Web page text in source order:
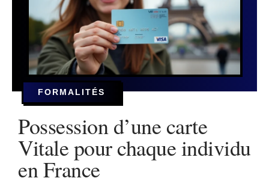
FORMALITÉS
Possession d’une carte
Vitale pour chaque individu
en France